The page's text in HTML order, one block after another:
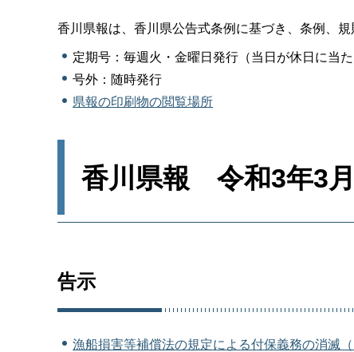
香川県報は、香川県公告式条例に基づき、条例、
定期号：毎週火・金曜日発行（当日が休日に当た
号外：随時発行
県報の印刷物の閲覧場所
香川県報 令和3年3
告示
漁船損害等補償法の規定による付保義務の消滅（